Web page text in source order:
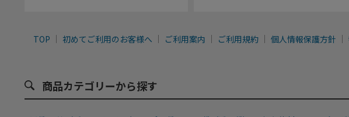
TOP 初めてご利用のお客様へ ご利用案内 ご利用規約 個人情報保護方針
商品カテゴリーから探す